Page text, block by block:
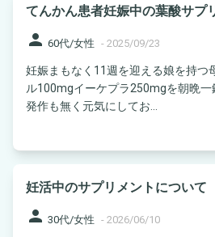
てんかん患者妊娠中の葉酸サプ
person 60代/女性 - 2025/09/23
妊娠まもなく11週を迎える娘を持つ
ル100mgイーケプラ250mgを朝晩一
発作も無く元気にしてお...
妊活中のサプリメントについて
person 30代/女性 - 2026/06/10